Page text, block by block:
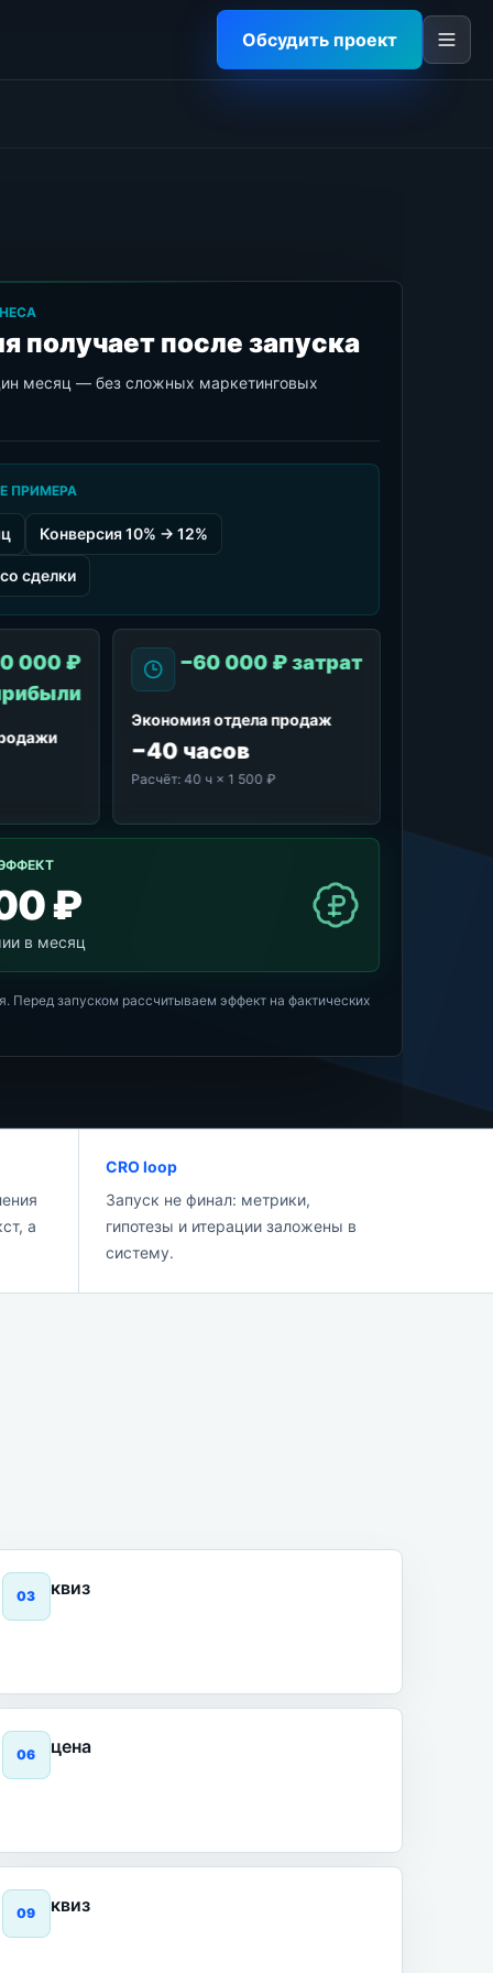
Обсудить проект
получает после запуска
месяц — без сложных маркетинговых
ПРИМЕРА
Конверсия 10% → 12%
сделки
000 ₽
−60 000 ₽ затрат
Экономия отдела продаж
−40 часов
Расчёт:40 ч × 1 500 ₽
₽
в месяц
Перед запуском рассчитываем эффект на фактических
а
CRO loop
Запуск не финал: метрики,
гипотезы и итерации заложены в
систему.
03 квиз
06 цена
09 квиз